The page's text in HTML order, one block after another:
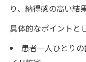
り、納得感の高い結
具体的なポイントとし
患者一人ひとり